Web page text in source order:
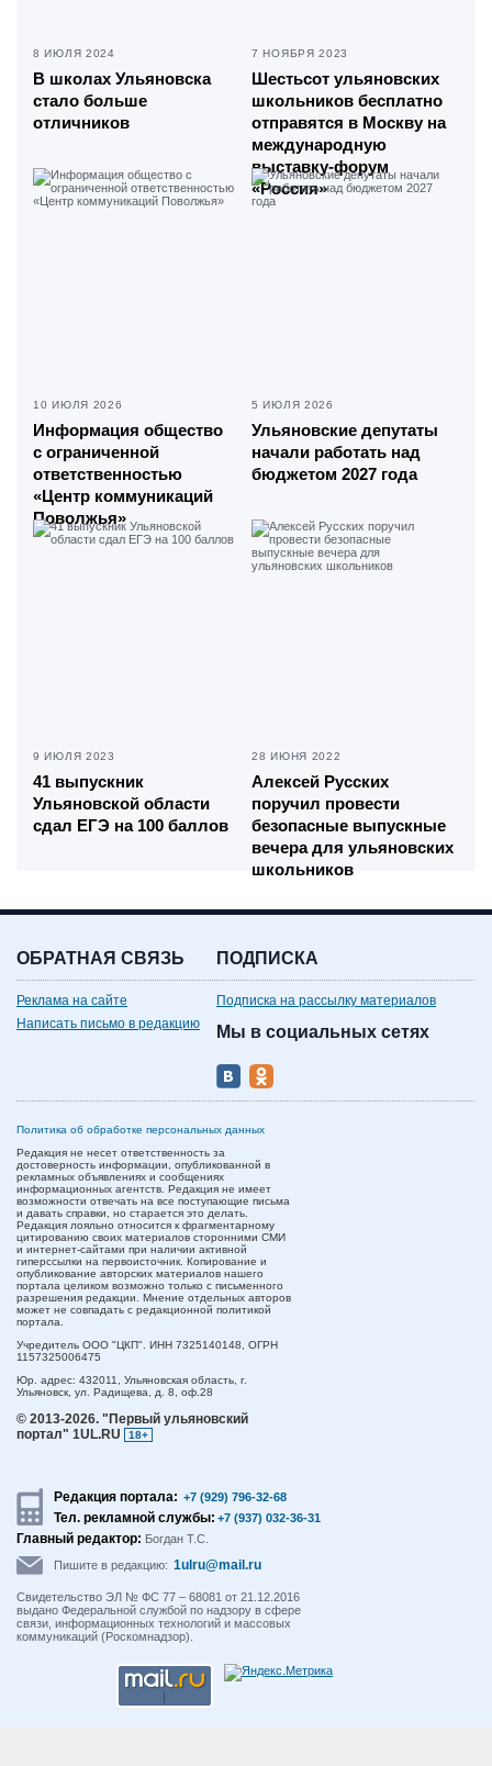
8 ИЮЛЯ 2024
В школах Ульяновска
стало больше
отличников
7 НОЯБРЯ 2023
Шестьсот ульяновских
школьников бесплатно
отправятся в Москву на
международную
выставку-форум
«Россия»
10 ИЮЛЯ 2026
Информация общество
с ограниченной
ответственностью
«Центр коммуникаций
Поволжья»
5 ИЮЛЯ 2026
Ульяновские депутаты
начали работать над
бюджетом 2027 года
9 ИЮЛЯ 2023
41 выпускник
Ульяновской области
сдал ЕГЭ на 100 баллов
28 ИЮНЯ 2022
Алексей Русских
поручил провести
безопасные выпускные
вечера для ульяновских
школьников
ОБРАТНАЯ СВЯЗЬ
Реклама на сайте
Написать письмо в редакцию
ПОДПИСКА
Подписка на рассылку материалов
Мы в социальных сетях
Политика об обработке персональных данных
Редакция не несет ответственность за
достоверность информации, опубликованной в
рекламных объявлениях и сообщениях
информационных агентств. Редакция не имеет
возможности отвечать на все поступающие письма
и давать справки, но старается это делать.
Редакция лояльно относится к фрагментарному
цитированию своих материалов сторонними СМИ
и интернет-сайтами при наличии активной
гиперссылки на первоисточник. Копирование и
опубликование авторских материалов нашего
портала целиком возможно только с письменного
разрешения редакции. Мнение отдельных авторов
может не совпадать с редакционной политикой
портала.
Учредитель ООО "ЦКП". ИНН 7325140148, ОГРН
1157325006475
Юр. адрес: 432011, Ульяновская область, г.
Ульяновск, ул. Радищева, д. 8, оф.28
© 2013-2026. "Первый ульяновский
портал" 1UL.RU
18+
Редакция портала: +7 (929) 796-32-68
Тел. рекламной службы: +7 (937) 032-36-31
Главный редактор: Богдан Т.С.
Пишите в редакцию: 1ulru@mail.ru
Свидетельство ЭЛ № ФС 77 – 68081 от 21.12.2016
выдано Федеральной службой по надзору в сфере
связи, информационных технологий и массовых
коммуникаций (Роскомнадзор).